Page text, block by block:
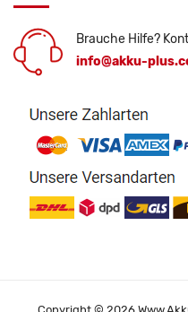
Brauche Hilfe?
info@akku-